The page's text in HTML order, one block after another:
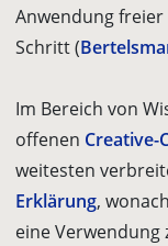
Anwendung
Schritt (
Im Bereich von
offenen Creative-
weitesten
Erklärung,
eine